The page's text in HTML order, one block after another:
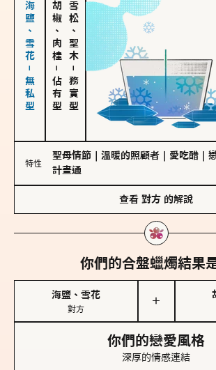
海鹽、雪花－無私型 胡椒、肉桂
－
佔有型
雪松、聖木
－
務實型
特性
聖母情節 溫暖的照顧者 愛吃醋
計畫通
查看 對方 的解說
你們的合盤蠟燭結果
海鹽、雪花
對方
＋
你們的戀愛風格
深厚的情感連結